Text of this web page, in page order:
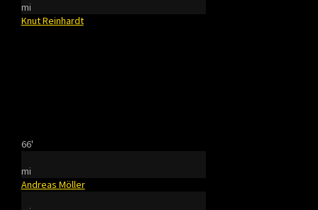
mi
Knut Reinhardt
66'
mi
Andreas Möller